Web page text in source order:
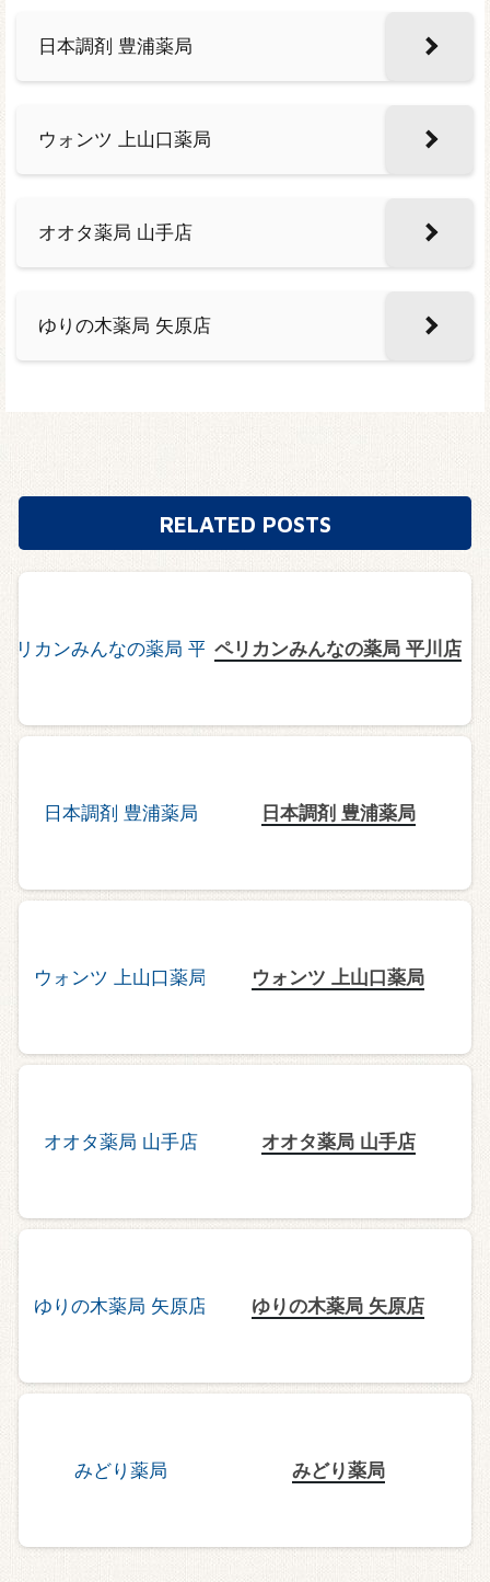
日本調剤 豊浦薬局
ウォンツ 上山口薬局
オオタ薬局 山手店
ゆりの木薬局 矢原店
RELATED POSTS
ペリカンみんなの薬局 平川店
日本調剤 豊浦薬局
ウォンツ 上山口薬局
オオタ薬局 山手店
ゆりの木薬局 矢原店
みどり薬局